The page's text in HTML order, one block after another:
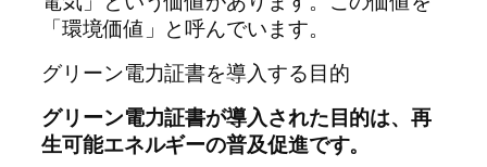
「環境価値」と呼んでいます。
グリーン電力証書を導入する目的
グリーン電力証書が導入された目的は、再
生可能エネルギーの普及促進です。